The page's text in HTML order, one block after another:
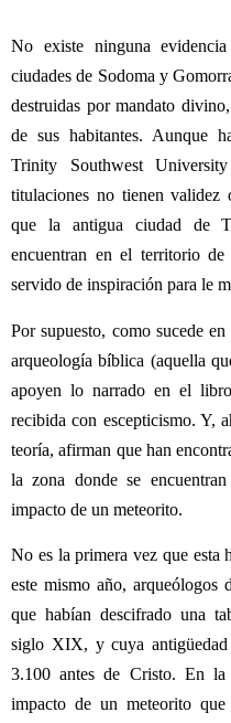
No existe ninguna
ciudades de Sodoma y
destruidas por mandato
de sus habitantes. Aunque
Trinity Southwest
titulaciones no tienen validez
que la antigua ciudad de
encuentran en el territorio
servido de inspiración para le
Por supuesto, como sucede
arqueología bíblica (aquella
apoyen lo narrado en el
recibida con escepticismo. Y,
teoría, afirman que han
la zona donde se
impacto de un meteorito.
No es la primera vez que esta
este mismo año,
que habían descifrado una
siglo XIX, y cuya antigüedad
3.100 antes de Cristo. En
impacto de un meteorito